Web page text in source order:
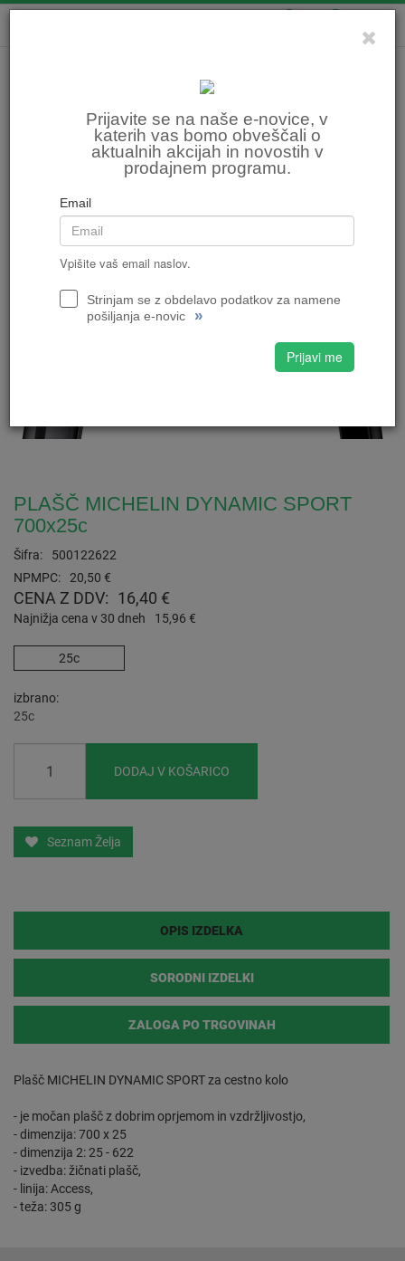
Prijavite se na naše e-novice, v
katerih vas bomo obveščali o
aktualnih akcijah in novostih v
prodajnem programu.
Email
Vpišite vaš email naslov.
Strinjam se z obdelavo podatkov za namene
pošiljanja e-novic
»
Prijavi me
PLAŠČ MICHELIN DYNAMIC SPORT
700x25c
Šifra:
500122622
NPMPC:
20,50 €
CENA Z DDV: 16,40 €
Najnižja cena v 30 dneh 15,96 €
25c
izbrano
25c
DODAJ V KOŠARICO
Seznam Želja
OPIS IZDELKA
SORODNI IZDELKI
ZALOGA PO TRGOVINAH
Plašč MICHELIN DYNAMIC SPORT za cestno kolo
- je močan plašč z dobrim oprjemom in vzdržljivostjo,
- dimenzija: 700 x 25
- dimenzija 2: 25 - 622
- izvedba: žičnati plašč,
- linija: Access,
- teža: 305 g